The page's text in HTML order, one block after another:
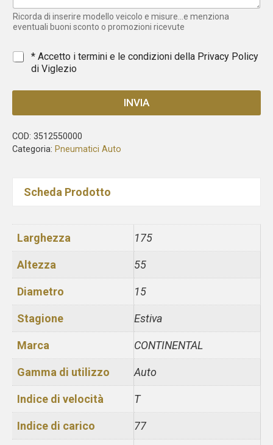
e
s
Ricorda di inserire modello veicolo e misure...e menziona
eventuali buoni sconto o promozioni ricevute
* * Accetto i termini e le condizioni della Privacy Policy
di Viglezio
INVIA
COD: 3512550000
Categoria: Pneumatici Auto
Scheda Prodotto
Larghezza 175
Altezza 55
Diametro 15
Stagione Estiva
Marca CONTINENTAL
Gamma di utilizzo Auto
Indice di velocità T
Indice di carico 77